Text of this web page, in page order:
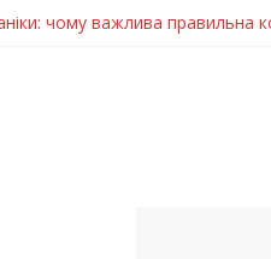
чому важлива правильна
підготовка до опалювального
досліджують
9 серпня 2026 року